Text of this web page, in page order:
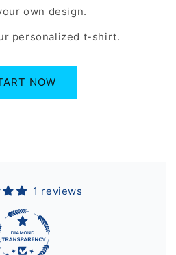
own design.
personalized t-shirt.
NOW
1 reviews